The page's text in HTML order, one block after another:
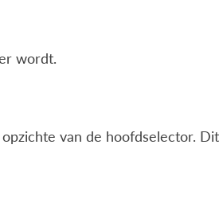
wordt.
van de hoofdselector.